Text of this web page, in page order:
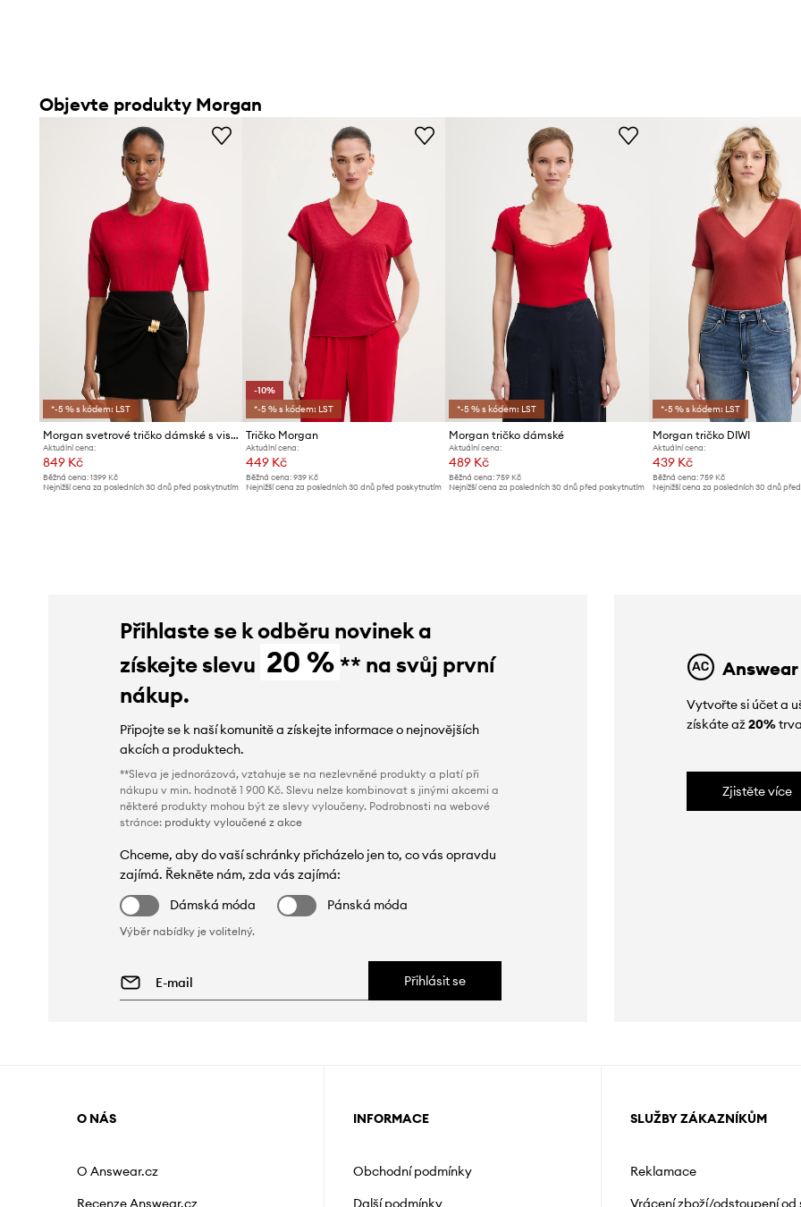
Objevte produkty Morgan
*-5 % s kódem: LST
Morgan svetrové tričko dámské s viskózou
Aktuální cena:
849 Kč
Běžná cena: 1399 Kč
Nejnižší cena za posledních 30 dnů před poskytnutím
-10%
*-5 % s kódem: LST
Tričko Morgan
Aktuální cena:
449 Kč
Běžná cena:939 Kč
Nejnižší cena za posledních 30 dnů před poskytnutím
*-5 % s kódem: LST
Morgan tričko dámské
Aktuální cena:
489 Kč
Běžná cena: 759 Kč
Nejnižší cena za posledních 30 dnů před poskytnutím
*-5 % s kódem: LST
Morgan tričko DIWI
Aktuální cena:
439 Kč
Běžná cena: 759 Kč
Nejnižší cena za posledních 30 dnů
Přihlaste se k odběru novinek a
získejte slevu 20 % ** na svůj první
nákup.
Připojte se k naší komunitě a získejte informace o nejnovějších
akcích a produktech.
**Sleva je jednorázová, vztahuje se na nezlevněné produkty a platí při
nákupu v min. hodnotě 1 900 Kč. Slevu nelze kombinovat s jinými akcemi a
některé produkty mohou být ze slevy vyloučeny. Podrobnosti na webové
stránce: produkty vyloučené z akce
Chceme, aby do vaší schránky přicházelo jen to, co vás opravdu
zajímá. Řekněte nám, zda vás zajímá:
Dámská móda
Pánská móda
Výběr nabídky je volitelný.
Přihlásit se
Vytvořte si účet a
získáte až20%
Zjistěte více
O NÁS
O Answear.cz
Recenze Answear.cz
INFORMACE
Obchodní podmínky
Další podmínky
SLUŽBY ZÁKAZNÍKŮM
Reklamace
Vrácení zboží/odstoupení od